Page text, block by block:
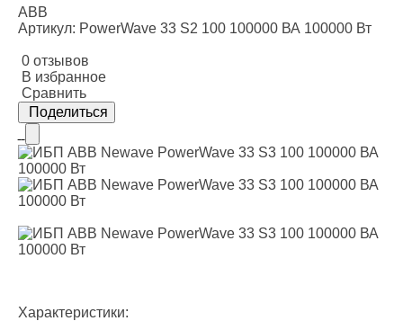
ABB
Артикул: PowerWave 33 S2 100 100000 ВА 100000 Вт
0 отзывов
В избранное
Сравнить
Поделиться
Характеристики: